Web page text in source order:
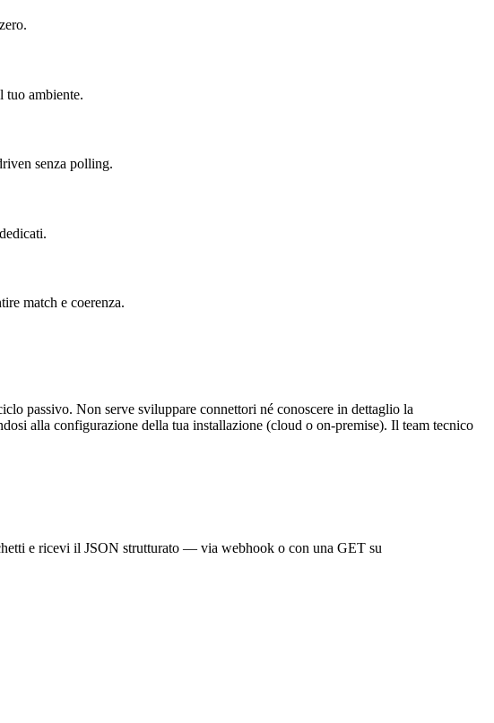
ambiente.
senza polling.
match e coerenza.
passivo. Non serve sviluppare connettori né conoscere in dettaglio la
alla configurazione della tua installazione (cloud o on-premise). Il team tecnico
e ricevi il JSON strutturato — via webhook o con una GET su